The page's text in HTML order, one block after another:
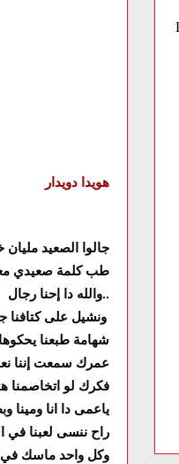
هويدا دويدار
جالوا الصعيد
طب كلمة صعيدي
..والله دا إحنا رجال
ونشيل على كتافنا
شهامة طبعنا
عمرك سمعت إننا
فكرك لو اتخاصمنا
ياعمى دا انا ومينا
راح ننسى لعبنا في
وكل واحد ماسك في